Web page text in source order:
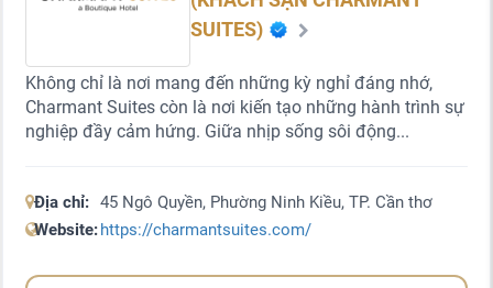
SUITES)
Không chỉ là nơi mang đến những kỳ nghỉ đáng nhớ,
Charmant Suites còn là nơi kiến tạo những hành trình sự
nghiệp đầy cảm hứng. Giữa nhịp sống sôi động...
Địa chỉ: 45 Ngô Quyền, Phường Ninh Kiều, TP. Cần thơ
Website:https://charmantsuites.com/